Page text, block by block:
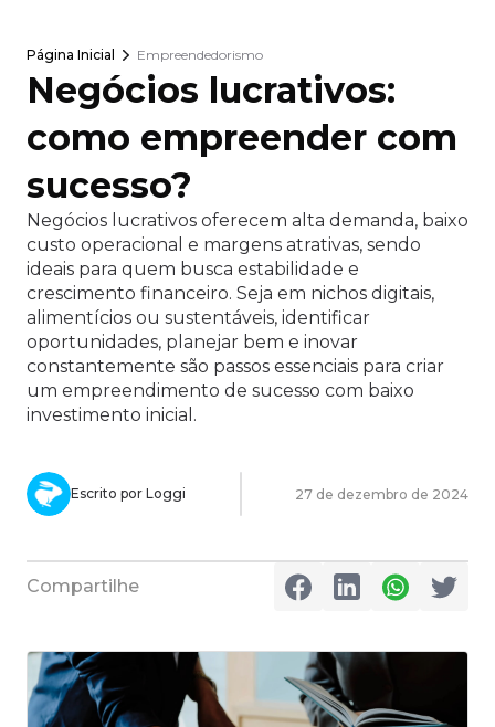
Página Inicial Empreendedorismo
Negócios lucrativos:
como empreender com
sucesso?
Negócios lucrativos oferecem alta demanda, baixo
custo operacional e margens atrativas, sendo
ideais para quem busca estabilidade e
crescimento financeiro. Seja em nichos digitais,
alimentícios ou sustentáveis, identificar
oportunidades, planejar bem e inovar
constantemente são passos essenciais para criar
um empreendimento de sucesso com baixo
investimento inicial.
Escrito por Loggi 27 de dezembro de 2024
Compartilhe